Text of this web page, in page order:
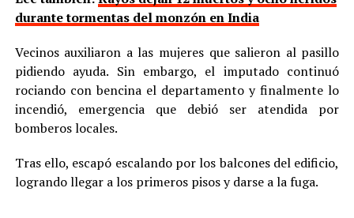
durante tormentas del monzón en India
Vecinos auxiliaron a las mujeres que salieron al pasillo
pidiendo ayuda. Sin embargo, el imputado continuó
rociando con bencina el departamento y finalmente lo
incendió, emergencia que debió ser atendida por
bomberos locales.
Tras ello, escapó escalando por los balcones del edificio,
logrando llegar a los primeros pisos y darse a la fuga.